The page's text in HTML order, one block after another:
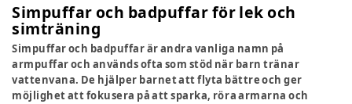
Simpuffar och badpuffar för lek och
simträning
Simpuffar och badpuffar är andra vanliga namn på
armpuffar och används ofta som stöd när barn tränar
vattenvana. De hjälper barnet att flyta bättre och ger
möjlighet att fokusera på att sparka, röra armarna och